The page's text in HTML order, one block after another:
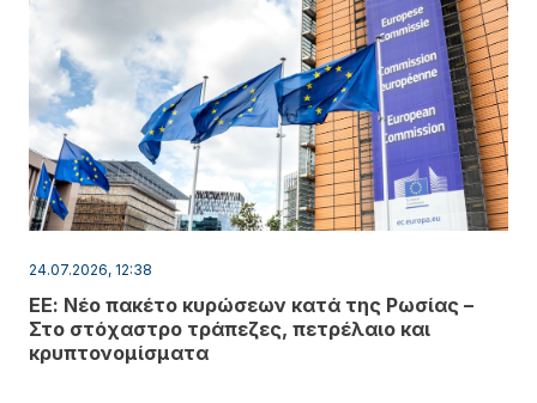
24.07.2026, 12:38
ΕΕ: Νέο πακέτο κυρώσεων κατά της Ρωσίας –
Στο στόχαστρο τράπεζες, πετρέλαιο και
κρυπτονομίσματα